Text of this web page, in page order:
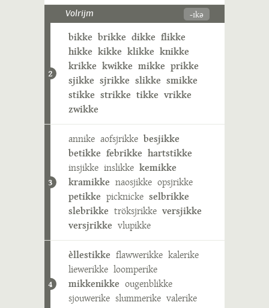
Volrijm -ɪkə
2
bikke brikke dikke flikke
hikke kikke klikke knikke
krikke kwikke mikke prikke
sjikke sjrikke slikke smikke
stikke strikke tikke vrikke
zwikke
3
annike aofsjrikke besjikke
betikke febrikke hartstikke
insjikke inslikke kemikke
kramikke naosjikke opsjrikke
petikke picknicke selbrikke
slebrikke tröksjrikke versjikke
versjrikke vlupikke
4
èllestikke flawwerikke kalerike
liewerikke loomperike
mikkenikke ougenblikke
sjouwerike slummerike valerike